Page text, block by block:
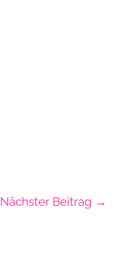
Nächster Beitrag →